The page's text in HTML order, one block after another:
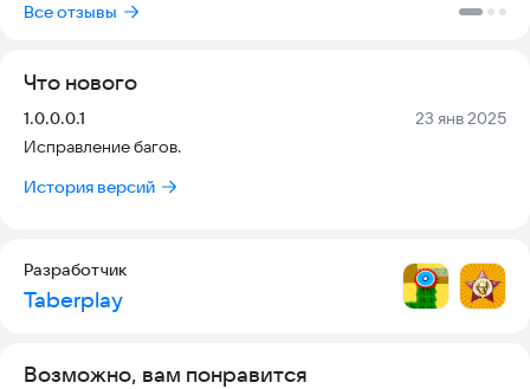
Перемещайте монеты и располагайте монеты одинакового
цвета радом (слева, справа, сверху или снизу). Монеты
игрового поля и вы заработаете очки.
Игра заканчивается, когда не останется ходов.
Все отзывы
Что нового
Версия:
1.0.0.0.1 Дата:
23 янв 2025
Исправление багов.
История версий
Разработчик
Taberplay
Возможно, вам понравится